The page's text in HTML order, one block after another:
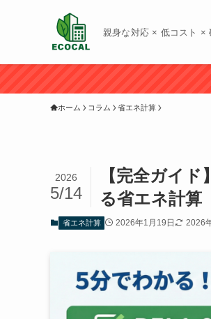
親身な対応 × 低コスト ×
ホーム コラム 省エネ計算
【完全ガイ
る省エネ計算
2026
5/14
省エネ計算 2026年1月19日 2026